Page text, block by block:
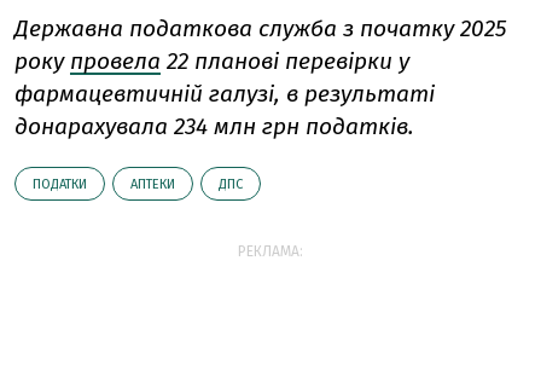
Державна податкова служба з початку 2025
року провела 22 планові перевірки у
фармацевтичній галузі, в результаті
донарахувала 234 млн грн податків.
ПОДАТКИ АПТЕКИ ДПС
РЕКЛАМА: